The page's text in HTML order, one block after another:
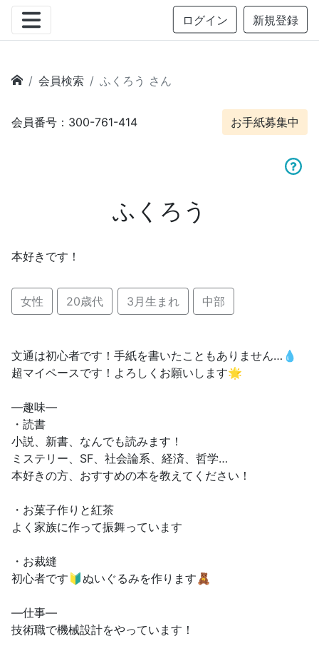
ログイン 新規登録
会員検索 ふくろう さん
会員番号：300-761-414 お手紙募集中
ふくろう
本好きです！
女性 20歳代 3月生まれ 中部
文通は初心者です！手紙を書いたこともありません…💧
超マイペースです！よろしくお願いします🌟
—趣味—
・読書
小説、新書、なんでも読みます！
ミステリー、SF、社会論系、経済、哲学…
本好きの方、おすすめの本を教えてください！
・お菓子作りと紅茶
よく家族に作って振舞っています
・お裁縫
初心者です🔰ぬいぐるみを作ります🧸
—仕事—
技術職で機械設計をやっています！